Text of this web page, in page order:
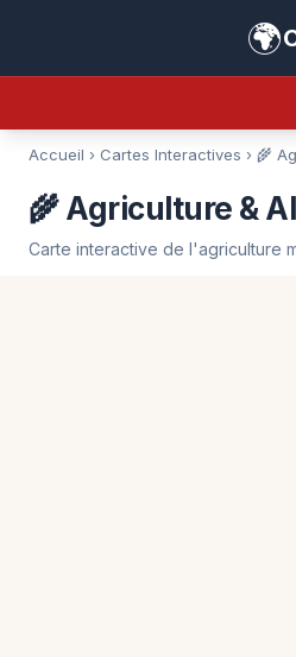
🌍
Accueil › Cartes Interactives › 🌾
🌾 Agriculture &
Carte interactive de l'agriculture